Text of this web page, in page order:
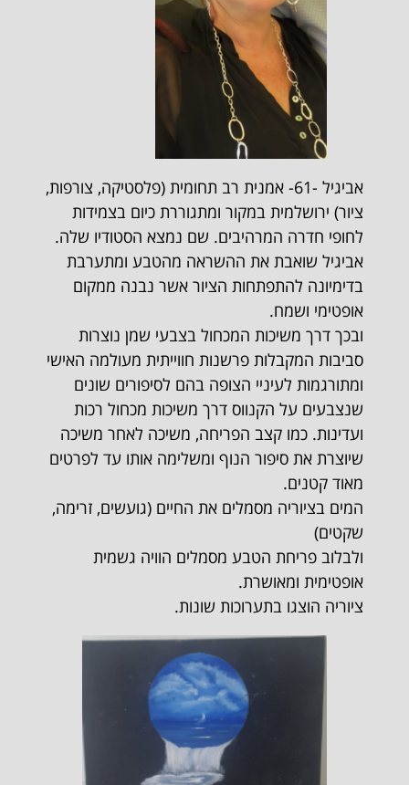
אביגיל -61- אמנית רב תחומית (פלסטיקה, צורפות,
ציור) ירושלמית במקור ומתגוררת כיום בצמידות
לחופי חדרה המרהיבים. שם נמצא הסטודיו שלה.
אביגיל שואבת את ההשראה מהטבע ומתערבת
בדימיונה להתפתחות הציור אשר נבנה ממקום
אופטימי ושמח.
ובכך דרך משיכות המכחול בצבעי שמן נוצרות
סביבות המקבלות פרשנות חווייתית מעולמה האישי
ומתורגמות לעיניי הצופה בהם לסיפורים שונים
שנצבעים על הקנווס דרך משיכות מכחול רכות
ועדינות. כמו קצב הפריחה, משיכה לאחר משיכה
שיוצרת את סיפור הנוף ומשלימה אותו עד לפרטים
מאוד קטנים.
המים בציוריה מסמלים את החיים (גועשים, זרימה,
שקטים)
ולבלוב פריחת הטבע מסמלים הוויה גשמית
אופטימית ומאושרת.
ציוריה הוצגו בתערוכות שונות.